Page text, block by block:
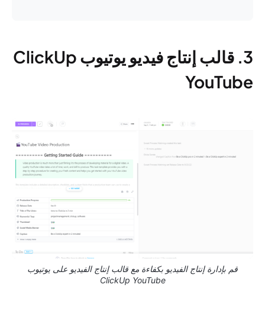
3. قالب إنتاج فيديو يوتيوب ClickUp
YouTube
قم بإدارة إنتاج الفيديو بكفاءة مع قالب إنتاج الفيديو على يوتيوب
ClickUp YouTube